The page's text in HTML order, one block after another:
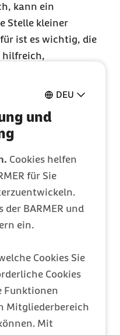
DEU
und
Cookies helfen
für Sie
der BARMER und
ein.
Cookies Sie
Cookies
Funktionen
Mitgliederbereich
Mit
kann ein
Stelle kleiner
ist es wichtig, die
hilfreich,
die Stelle zu
Fehlstellungen
und damit falsche
Einlagen und
des Falles
hierzu. Zudem
für
wie zum